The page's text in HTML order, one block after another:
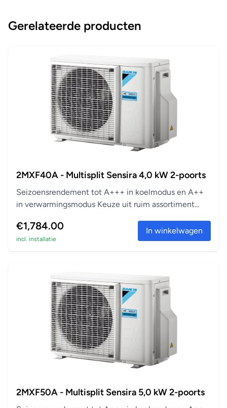
Gerelateerde producten
2MXF40A - Multisplit Sensira 4,0 kW 2-poorts
Seizoensrendement tot A+++ in koelmodus en A++
in verwarmingsmodus Keuze uit ruim assortiment
€1,784.00
incl. installatie
In winkelwagen
2MXF50A - Multisplit Sensira 5,0 kW 2-poorts